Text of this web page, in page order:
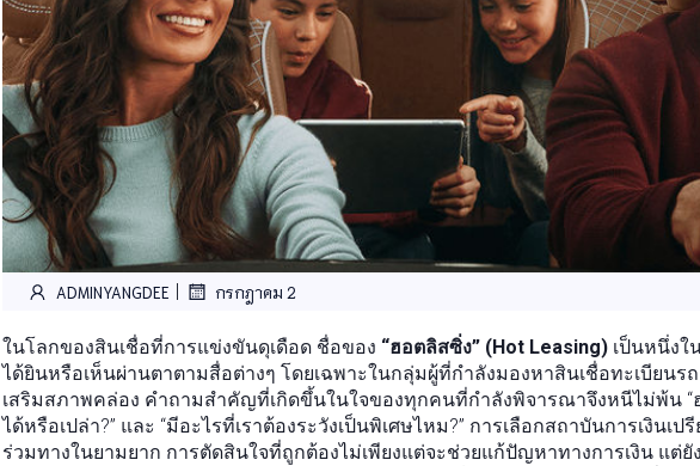
ADMINYANGDEE กรกฎาคม 2
ในโลกของสินเชื่อที่การแข่งขันดุเดือด ชื่อของ “ฮอตลิสซิ่ง” (Hot Leasing)เป็นหนึ่งใ
ได้ยินหรือเห็นผ่านตาตามสื่อต่างๆ โดยเฉพาะในกลุ่มผู้ที่กำลังมองหาสินเชื่อทะเบียนร
เสริมสภาพคล่อง คำถามสำคัญที่เกิดขึ้นในใจของทุกคนที่กำลังพิจารณาจึงหนีไม่พ้น “ฮ
ได้หรือเปล่า?” และ “มีอะไรที่เราต้องระวังเป็นพิเศษไหม?” การเลือกสถาบันการเงินเป
ร่วมทางในยามยาก การตัดสินใจที่ถูกต้องไม่เพียงแต่จะช่วยแก้ปัญหาทางการเงิน แต่